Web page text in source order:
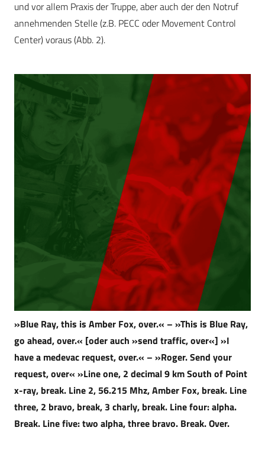
und vor allem Praxis der Truppe, aber auch der den Notruf
annehmenden Stelle (z.B. PECC oder Movement Control
Center) voraus (Abb. 2).
»Blue Ray, this is Amber Fox, over.« – »This is Blue Ray,
go ahead, over.« [oder auch »send traffic, over«] »I
have a medevac request, over.« – »Roger. Send your
request, over« »Line one, 2 decimal 9 km South of Point
x-ray, break. Line 2, 56.215 Mhz, Amber Fox, break. Line
three, 2 bravo, break, 3 charly, break. Line four: alpha.
Break. Line five: two alpha, three bravo. Break. Over.